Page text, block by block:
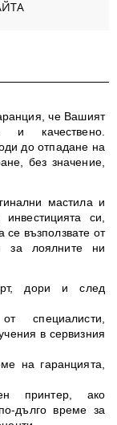
че Вашият
и качествено.
до отпадане на
без значение,
мастила и
си,
се възползвате от
за лоялните ни
дори и след
специалисти,
в сервизния
на гаранцията,
принтер, ако
дълго време за